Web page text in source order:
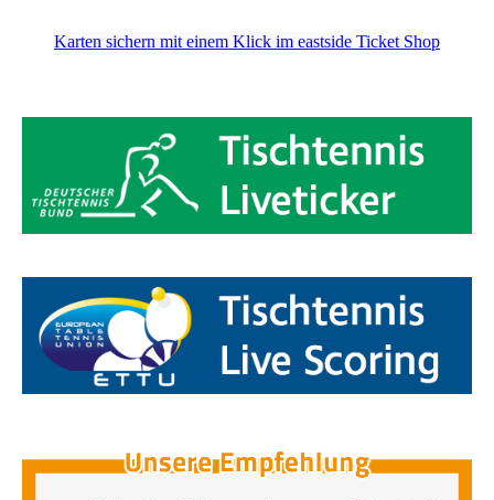
Karten sichern mit einem Klick im eastside Ticket Shop